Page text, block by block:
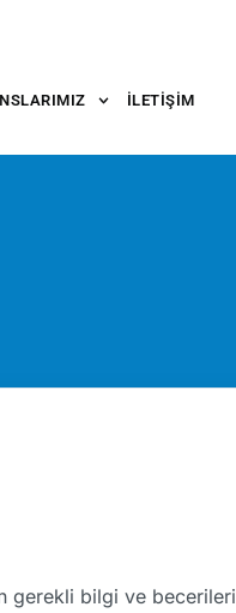
İLETIŞIM
gerekli bilgi ve becerileri